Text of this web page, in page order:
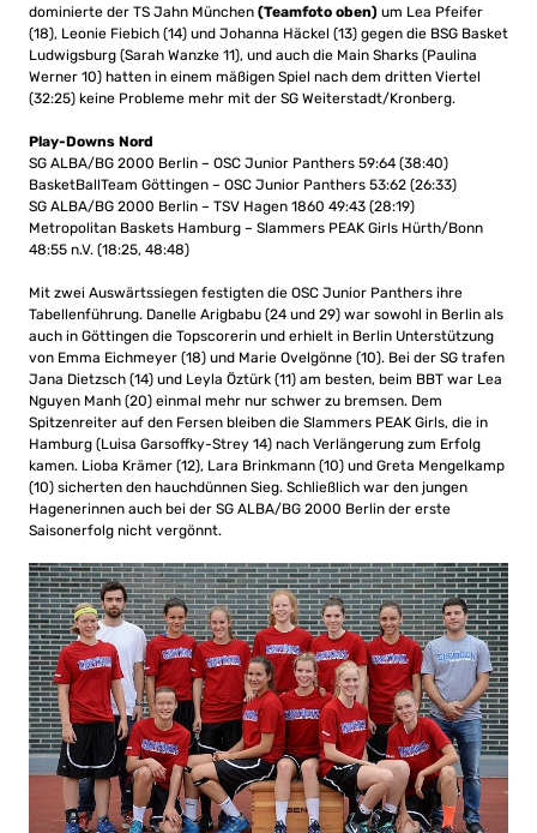
dominierte der TS Jahn München (Teamfoto oben) um Lea Pfeifer
(18), Leonie Fiebich (14) und Johanna Häckel (13) gegen die BSG Basket
Ludwigsburg (Sarah Wanzke 11), und auch die Main Sharks (Paulina
Werner 10) hatten in einem mäßigen Spiel nach dem dritten Viertel
(32:25) keine Probleme mehr mit der SG Weiterstadt/Kronberg.
Play-Downs Nord
SG ALBA/BG 2000 Berlin – OSC Junior Panthers 59:64 (38:40)
BasketBallTeam Göttingen – OSC Junior Panthers 53:62 (26:33)
SG ALBA/BG 2000 Berlin – TSV Hagen 1860 49:43 (28:19)
Metropolitan Baskets Hamburg – Slammers PEAK Girls Hürth/Bonn
48:55 n.V. (18:25, 48:48)
Mit zwei Auswärtssiegen festigten die OSC Junior Panthers ihre
Tabellenführung. Danelle Arigbabu (24 und 29) war sowohl in Berlin als
auch in Göttingen die Topscorerin und erhielt in Berlin Unterstützung
von Emma Eichmeyer (18) und Marie Ovelgönne (10). Bei der SG trafen
Jana Dietzsch (14) und Leyla Öztürk (11) am besten, beim BBT war Lea
Nguyen Manh (20) einmal mehr nur schwer zu bremsen. Dem
Spitzenreiter auf den Fersen bleiben die Slammers PEAK Girls, die in
Hamburg (Luisa Garsoffky-Strey 14) nach Verlängerung zum Erfolg
kamen. Lioba Krämer (12), Lara Brinkmann (10) und Greta Mengelkamp
(10) sicherten den hauchdünnen Sieg. Schließlich war den jungen
Hagenerinnen auch bei der SG ALBA/BG 2000 Berlin der erste
Saisonerfolg nicht vergönnt.